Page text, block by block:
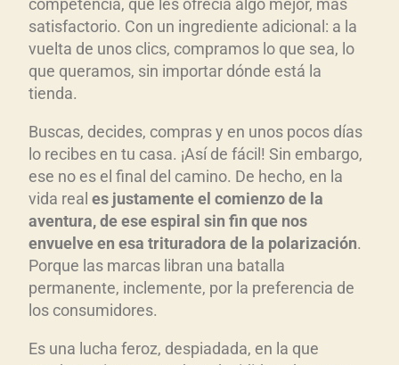
competencia, que les ofrecía algo mejor, más
satisfactorio. Con un ingrediente adicional: a la
vuelta de unos clics, compramos lo que sea, lo
que queramos, sin importar dónde está la
tienda.
Buscas, decides, compras y en unos pocos días
lo recibes en tu casa. ¡Así de fácil! Sin embargo,
ese no es el final del camino. De hecho, en la
vida real es justamente el comienzo de la
aventura, de ese espiral sin fin que nos
envuelve en esa trituradora de la polarización.
Porque las marcas libran una batalla
permanente, inclemente, por la preferencia de
los consumidores.
Es una lucha feroz, despiadada, en la que